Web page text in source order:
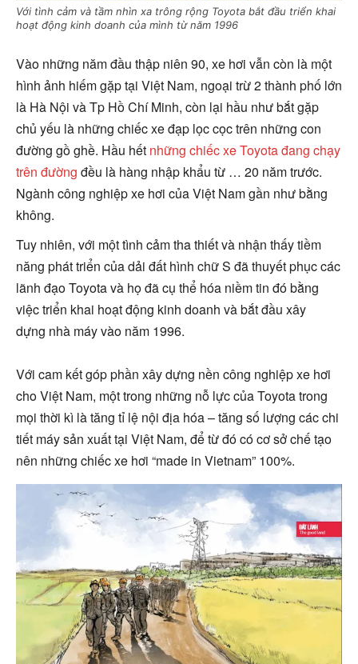
Với tình cảm và tầm nhìn xa trông rộng Toyota bắt đầu triển khai
hoạt động kinh doanh của mình từ năm 1996
Vào những năm đầu thập niên 90, xe hơi vẫn còn là một
hình ảnh hiếm gặp tại Việt Nam, ngoại trừ 2 thành phố lớn
là Hà Nội và Tp Hồ Chí Minh, còn lại hầu như bắt gặp
chủ yếu là những chiếc xe đạp lọc cọc trên những con
đường gồ ghề. Hầu hết những chiếc xe Toyota đang chạy
trên đường đều là hàng nhập khẩu từ … 20 năm trước.
Ngành công nghiệp xe hơi của Việt Nam gần như bằng
không.
Tuy nhiên, với một tình cảm tha thiết và nhận thấy tiềm
năng phát triển của dải đất hình chữ S đã thuyết phục các
lãnh đạo Toyota và họ đã cụ thể hóa niềm tin đó bằng
việc triển khai hoạt động kinh doanh và bắt đầu xây
dựng nhà máy vào năm 1996.
Với cam kết góp phần xây dựng nền công nghiệp xe hơi
cho Việt Nam, một trong những nỗ lực của Toyota trong
mọi thời kì là tăng tỉ lệ nội địa hóa – tăng số lượng các chi
tiết máy sản xuất tại Việt Nam, để từ đó có cơ sở chế tạo
nên những chiếc xe hơi “made in Vietnam” 100%.